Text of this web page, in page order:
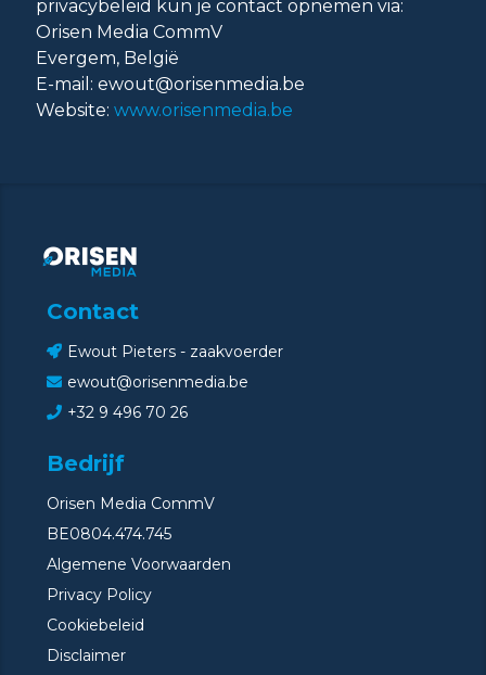
privacybeleid kun je contact opnemen via:
Orisen Media CommV
Evergem, België
E-mail:ewout@orisenmedia.be
Website:www.orisenmedia.be
Contact
Ewout Pieters - zaakvoerder
ewout@orisenmedia.be
+32 9 496 70 26
Bedrijf
Orisen Media CommV
BE0804.474.745
Algemene Voorwaarden
Privacy Policy
Cookiebeleid
Disclaimer